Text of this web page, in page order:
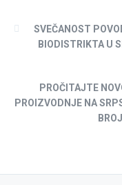
SVEČANOST
BIODISTRIKTA U
PROČITAJTE
PROIZVODNJE NA